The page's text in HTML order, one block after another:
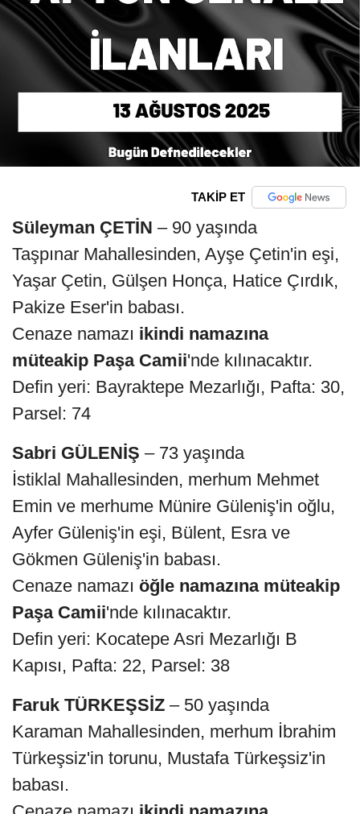
TAKİP ET
Süleyman ÇETİN – 90 yaşında
Taşpınar Mahallesinden, Ayşe Çetin'in eşi,
Yaşar Çetin, Gülşen Honça, Hatice Çırdık,
Pakize Eser'in babası.
Cenaze namazı ikindi namazına
müteakip Paşa Camii'nde kılınacaktır.
Defin yeri: Bayraktepe Mezarlığı, Pafta: 30,
Parsel: 74
Sabri GÜLENİŞ – 73 yaşında
İstiklal Mahallesinden, merhum Mehmet
Emin ve merhume Münire Güleniş'in oğlu,
Ayfer Güleniş'in eşi, Bülent, Esra ve
Gökmen Güleniş'in babası.
Cenaze namazı öğle namazına müteakip
Paşa Camii'nde kılınacaktır.
Defin yeri: Kocatepe Asri Mezarlığı B
Kapısı, Pafta: 22, Parsel: 38
Faruk TÜRKEŞSİZ – 50 yaşında
Karaman Mahallesinden, merhum İbrahim
Türkeşsiz'in torunu, Mustafa Türkeşsiz'in
babası.